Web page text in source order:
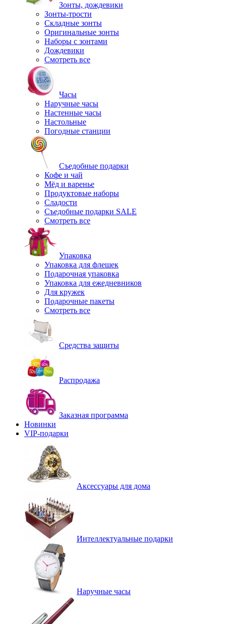
Зонты, дождевики
Зонты-трости
Складные зонты
Оригинальные зонты
Наборы с зонтами
Дождевики
Смотреть все
Часы
Наручные часы
Настенные часы
Настольные
Погодные станции
Съедобные подарки
Кофе и чай
Мёд и варенье
Продуктовые наборы
Сладости
Съедобные подарки SALE
Смотреть все
Упаковка
Упаковка для флешек
Подарочная упаковка
Упаковка для ежедневников
Для кружек
Подарочные пакеты
Смотреть все
Средства защиты
Распродажа
Заказная программа
Новинки
VIP-подарки
Аксессуары для дома
Интеллектуальные подарки
Наручные часы